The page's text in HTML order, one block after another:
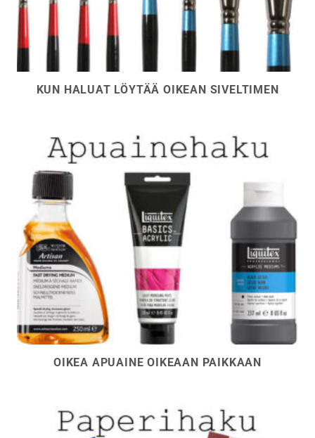
KUN HALUAT LÖYTÄÄ OIKEAN SIVELTIMEN
OIKEA APUAINE OIKEAAN PAIKKAAN